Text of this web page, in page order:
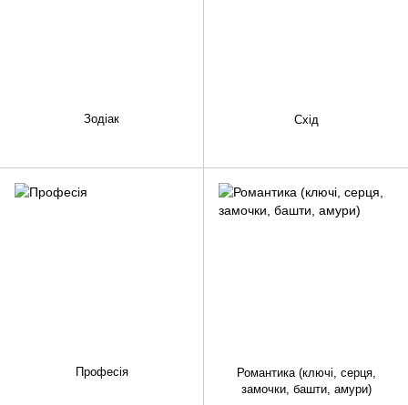
Зодіак Схід
Професія
Романтика (ключі, серця,
замочки, башти, амури)